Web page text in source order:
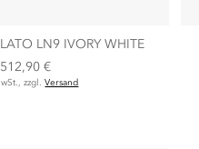
LN9 IVORY WHITE
512,90 €
zzgl.Versand